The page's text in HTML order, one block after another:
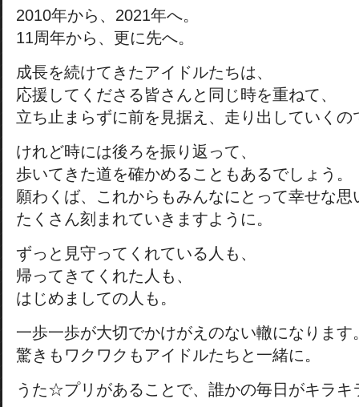
2010年から、2021年へ。
11周年から、更に先へ。
成長を続けてきたアイドルたちは、
応援してくださる皆さんと同じ時を重ねて、
立ち止まらずに前を見据え、走り出していくの
けれど時には後ろを振り返って、
歩いてきた道を確かめることもあるでしょう。
願わくば、これからもみんなにとって幸せな思
たくさん刻まれていきますように。
ずっと見守ってくれている人も、
帰ってきてくれた人も、
はじめましての人も。
一歩一歩が大切でかけがえのない轍になります
驚きもワクワクもアイドルたちと一緒に。
うた☆プリがあることで、誰かの毎日がキラキ